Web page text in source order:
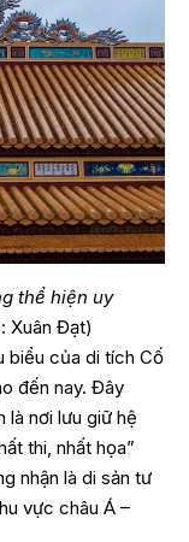
thể hiện uy
Xuân Đạt)
biểu của di tích Cố
đến nay. Đây
là nơi lưu giữ hệ
thi, nhất họa”
nhận là di sản tư
vực châu Á –